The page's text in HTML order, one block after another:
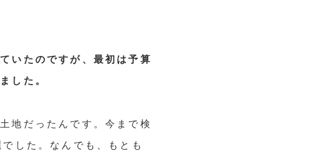
いたのですが、最初は予算
した。
地だったんです。今まで検
した。なんでも、もとも